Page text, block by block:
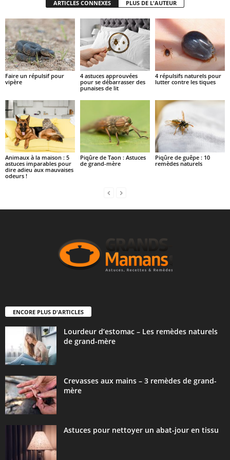
ARTICLES CONNEXES PLUS DE L'AUTEUR
Faire un répulsif pour
vipère
4 astuces approuvées
pour se débarrasser des
punaises de lit
4 répulsifs naturels pour
lutter contre les tiques
Animaux à la maison : 5
astuces imparables pour
dire adieu aux mauvaises
odeurs !
Piqûre de Taon : Astuces
de grand-mère
Piqûre de guêpe : 10
remèdes naturels
ENCORE PLUS D'ARTICLES
Lourdeur d’estomac – Les remèdes naturels
de grand-mère
Crevasses aux mains – 3 remèdes de grand-
mère
Astuces pour nettoyer un abat-jour en tissu